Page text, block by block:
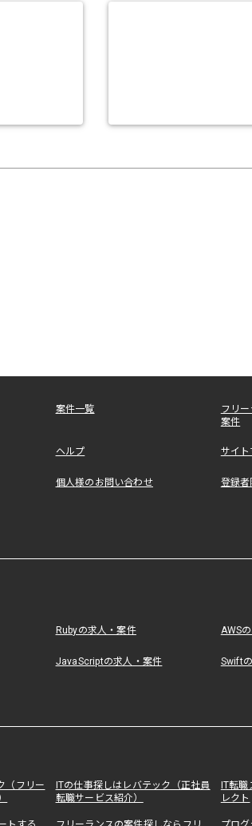
案件一覧
フリ
案件
ヘルプ サイ
個人様のお問い合わせ 登録者
Rubyの求人・案件 AWS
JavaScriptの求人・案件 Swift
（フリー
ITの仕事探しはレバテック（正社員
転職サービス紹介）
IT転
レクト